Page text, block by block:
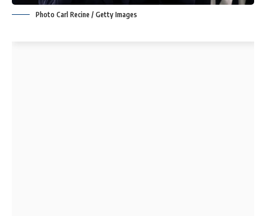
Photo Carl Recine / Getty Images